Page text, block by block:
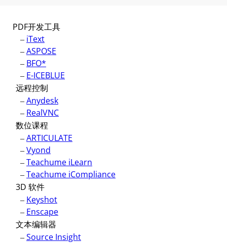
PDF开发工具
– iText
–ASPOSE
– BFO*
– E-ICEBLUE
远程控制
–Anydesk
– RealVNC
数位课程
–ARTICULATE
–Vyond
–Teachume iLearn
–Teachume iCompliance
3D 软件
– Keyshot
– Enscape
文本编辑器
–Source Insight